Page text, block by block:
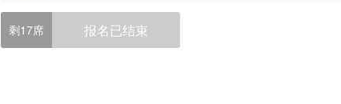
剩17席 报名已结束